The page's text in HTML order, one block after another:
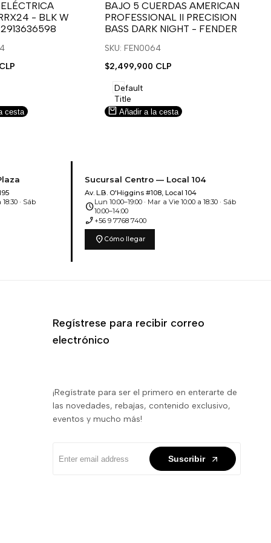
- BLK W
cesta
para
usar
la
lista
deseos.
para
usar
Compare
BAJO 5 CUERDAS AMERICAN
PROFESSIONAL II PRECISION
BASS DARK NIGHT - FENDER
SKU: FEN0064
Precio
venta
$2,499,900 CLP
Default
Title
Añadir a la cesta
· Sáb
Sucursal Centro — Local 104
Av. L.B. O'Higgins #108, Local 104
scheduleLun 10:00–19:00 · Mar a Vie 10:00 a 18:30 · Sáb
10:00–14:00
phone_enabled +56 9 7768 7400
location_on Cómo llegar
Regístrese para recibir correo
electrónico
¡Regístrate para ser el primero en enterarte de
las novedades, rebajas, contenido exclusivo,
eventos y mucho más!
Suscribir